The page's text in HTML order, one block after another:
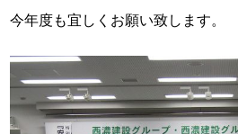
今年度も宜しくお願い致します。